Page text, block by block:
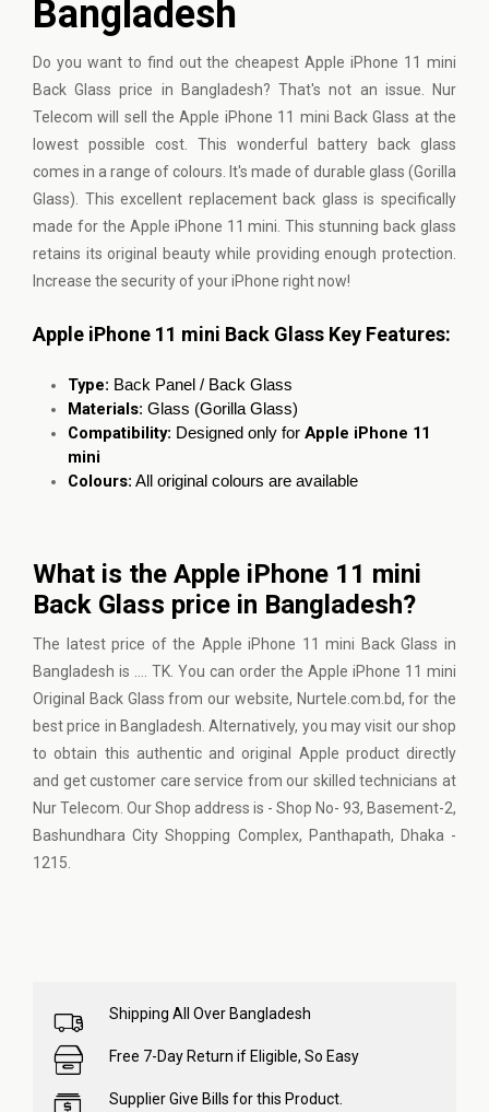
Bangladesh
Do you want to find out the cheapest Apple iPhone 11 mini
Back Glass price in Bangladesh? That's not an issue. Nur
Telecom will sell theApple iPhone 11 mini Back Glass at the
lowest possible cost. This wonderful battery back glass
comes in a range of colours. It's made of durable glass (Gorilla
Glass). This excellent replacement back glass is specifically
made for the Apple iPhone 11 mini. This stunning back glass
retains its original beauty while providing enough protection.
Increase the security of your iPhone right now!
Apple iPhone 11 mini Back Glass Key Features:
Type: Back Panel / Back Glass
Materials: Glass (Gorilla Glass)
Compatibility: Designed only for Apple iPhone 11
mini
Colours: All original colours are available
What is the Apple iPhone 11 mini
Back Glass price in Bangladesh?
The latest price of the Apple iPhone 11 mini Back Glass in
Bangladesh is …. TK. You can order the Apple iPhone 11 mini
Original Back Glass from our website, Nurtele.com.bd, for the
best price in Bangladesh. Alternatively, you may visit our shop
to obtain this authentic and original Apple product directly
and get customer care service from our skilled technicians at
Nur Telecom. Our Shop address is - Shop No- 93, Basement-2,
Bashundhara City Shopping Complex, Panthapath, Dhaka -
1215.
Shipping All Over Bangladesh
Free 7-Day Return if Eligible, So Easy
Supplier Give Bills for this Product.